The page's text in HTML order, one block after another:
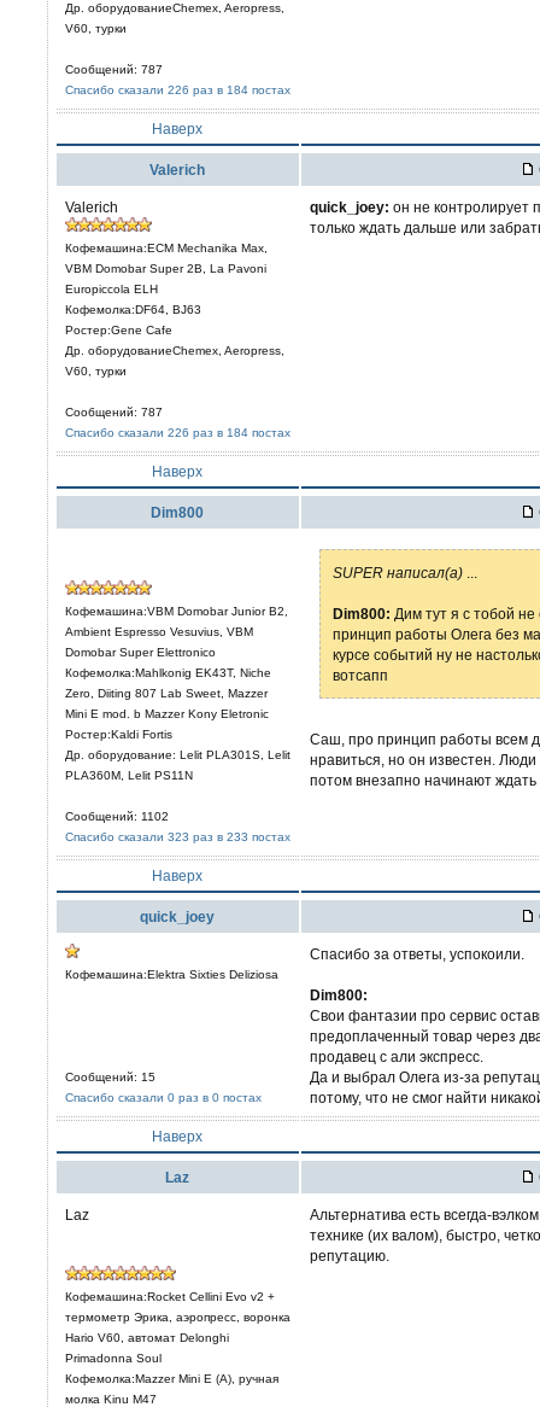
Др. оборудованиеChemex, Aeropress,
V60, турки
Сообщений: 787
Спасибо сказали 226 раз в 184 постах
Наверх
Valerich
Valerich
Кофемашина:ECM Mechanika Max,
VBM Domobar Super 2B, La Pavoni
Europiccola ELH
Кофемолка:DF64, BJ63
Ростер:Gene Cafe
Др. оборудованиеChemex, Aeropress,
V60, турки
Сообщений: 787
Спасибо сказали 226 раз в 184 постах
quick_joey: он не контролирует
только ждать дальше или
Наверх
Dim800
Кофемашина:VBM Domobar Junior B2,
Ambient Espresso Vesuvius, VBM
Domobar Super Elettronico
Кофемолка:Mahlkonig EK43T, Niche
Zero, Diiting 807 Lab Sweet, Mazzer
Mini E mod. b Mazzer Kony Eletronic
Ростер:Kaldi Fortis
Др. оборудование: Lelit PLА301S, Lelit
PLA360M, Lelit PS11N
Сообщений: 1102
Спасибо сказали 323 раз в 233 постах
SUPER написал(а)
Dim800: Дим тут я с тобой
принцип работы Олега без
курсе событий ну не
вотсапп
Саш, про принцип работы всем
нравиться, но он известен.
потом внезапно начинают
Наверх
quick_joey
Кофемашина:Elektra Sixties Deliziosa
Сообщений: 15
Спасибо сказали 0 раз в 0 постах
Спасибо за ответы, успокоили.
Dim800:
Свои фантазии про сервис
предоплаченный товар через
продавец с али экспресс.
Да и выбрал Олега из-за
потому, что не смог найти
Наверх
Laz
Laz
Кофемашина:Rocket Cellini Evo v2 +
термометр Эрика, аэропресс, воронка
Hario V60, автомат Delonghi
Primadonna Soul
Кофемолка:Mazzer Mini E (A), ручная
молка Kinu M47
Альтернатива есть всегда-
технике (их валом), быстро,
репутацию.